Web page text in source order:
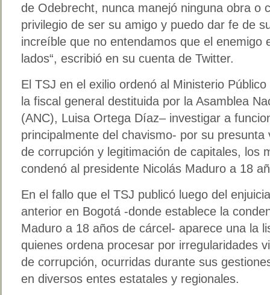
de Odebrecht, nunca manejó ninguna obra o
privilegio de ser su amigo y puedo dar fe de
increíble que no entendamos que el enemigo
lados“, escribió en su cuenta de Twitter.
El TSJ en el exilio ordenó al Ministerio
la fiscal general destituida por la Asamblea
(ANC), Luisa Ortega Díaz– investigar a
principalmente del chavismo- por su presunta
de corrupción y legitimación de capitales, los
condenó al presidente Nicolás Maduro a 18
En el fallo que el TSJ publicó luego del
anterior en Bogotá -donde establece la
Maduro a 18 años de cárcel- aparece una la
quienes ordena procesar por irregularidades
de corrupción, ocurridas durante sus
en diversos entes estatales y regionales.